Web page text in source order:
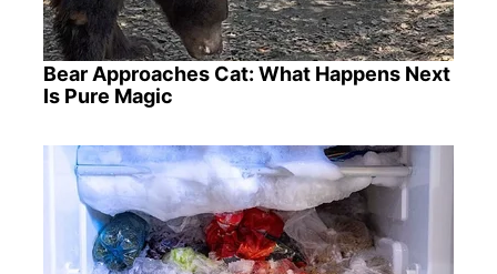
Bear Approaches Cat: What Happens Next
Is Pure Magic